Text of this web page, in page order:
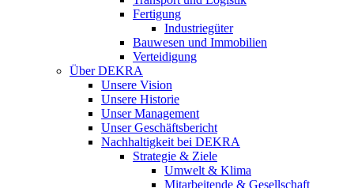
Fertigung
Industriegüter
Bauwesen und Immobilien
Verteidigung
Über DEKRA
Unsere Vision
Unsere Historie
Unser Management
Unser Geschäftsbericht
Nachhaltigkeit bei DEKRA
Strategie & Ziele
Umwelt & Klima
Mitarbeitende & Gesellschaft